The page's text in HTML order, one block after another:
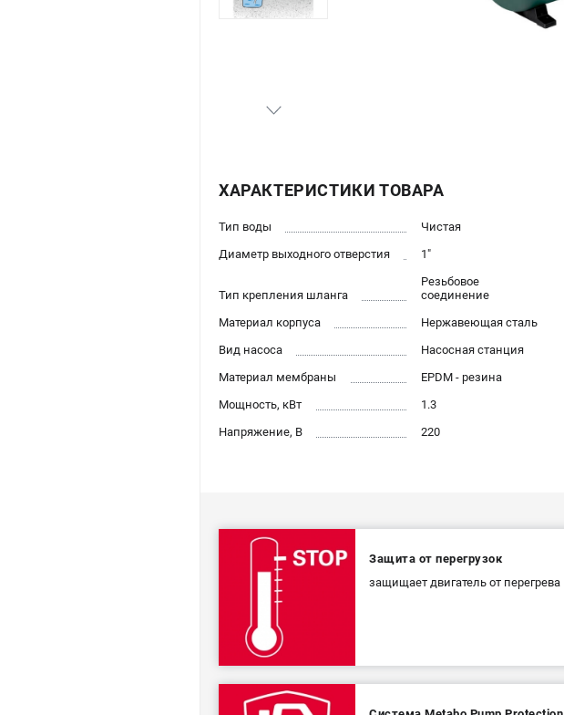
ХАРАКТЕРИСТИКИ ТОВАРА
Тип воды
Чистая
Диаметр выходного отверстия
1"
Тип крепления шланга
Резьбовое
соединение
Материал корпуса
Нержавеющая сталь
Вид насоса
Насосная станция
Материал мембраны
EPDM - резина
Мощность, кВт
1.3
Напряжение, В
220
Защита от перегрузок
защищает двигатель от перегрева